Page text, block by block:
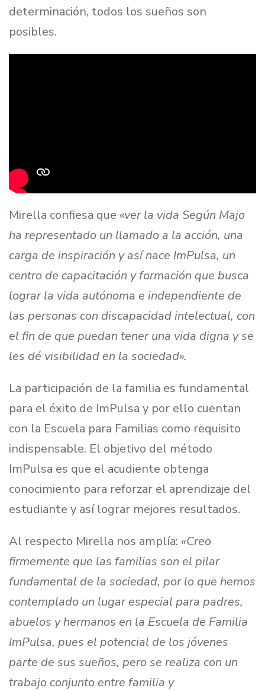
determinación, todos los sueños son
posibles.
Mirella confiesa que «ver la vida Según Majo
ha representado un llamado a la acción, una
carga de inspiración y así nace ImPulsa, un
centro de capacitación y formación que busca
lograr la vida autónoma e independiente de
las personas con discapacidad intelectual, con
el fin de que puedan tener una vida digna y se
les dé visibilidad en la sociedad».
La participación de la familia es fundamental
para el éxito de ImPulsa y por ello cuentan
con la Escuela para Familias como requisito
indispensable. El objetivo del método
ImPulsa es que el acudiente obtenga
conocimiento para reforzar el aprendizaje del
estudiante y así lograr mejores resultados.
Al respecto Mirella nos amplía: «Creo
firmemente que las familias son el pilar
fundamental de la sociedad, por lo que hemos
contemplado un lugar especial para padres,
abuelos y hermanos en la Escuela de Familia
ImPulsa, pues el potencial de los jóvenes
parte de sus sueños, pero se realiza con un
trabajo conjunto entre familia y